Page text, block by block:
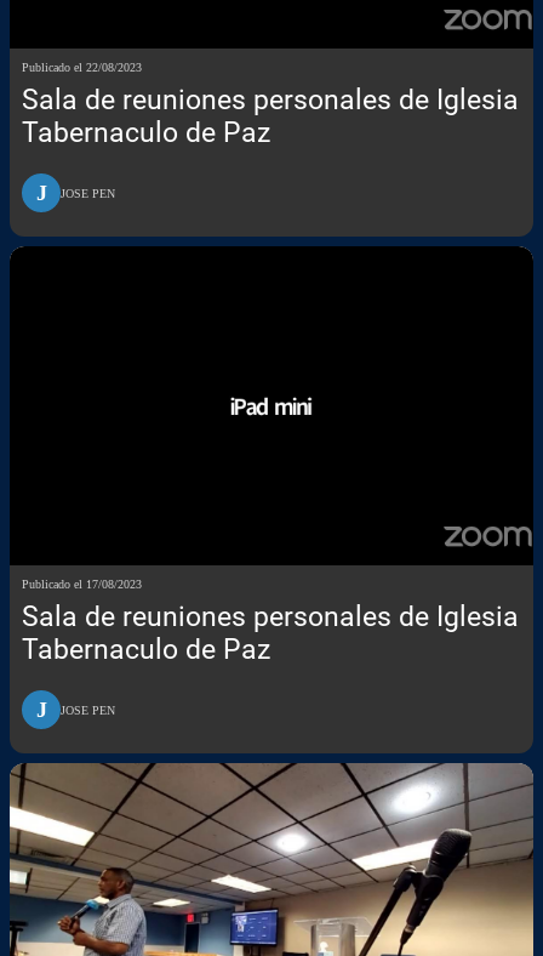
Publicado el 22/08/2023
Sala de reuniones personales de Iglesia
Tabernaculo de Paz
J JOSE PEN
Publicado el 17/08/2023
Sala de reuniones personales de Iglesia
Tabernaculo de Paz
J JOSE PEN